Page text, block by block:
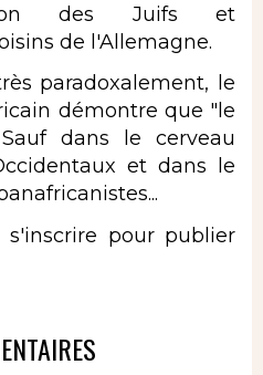
des Juifs et
de l'Allemagne.
paradoxalement, le
démontre que "le
dans le cerveau
et dans le
s'inscrire pour publier